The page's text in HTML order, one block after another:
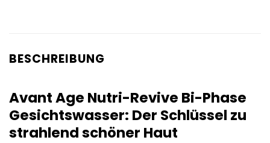
BESCHREIBUNG
Avant Age Nutri-Revive Bi-Phase
Gesichtswasser: Der Schlüssel zu
strahlend schöner Haut